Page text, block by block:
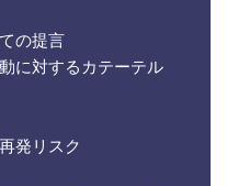
の提言
に対するカテーテル
発リスク